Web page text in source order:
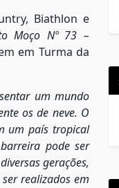
Biathlon e
Moço Nº 73–
em Turma da
um mundo
os de neve. O
um país tropical
pode ser
gerações,
realizados em